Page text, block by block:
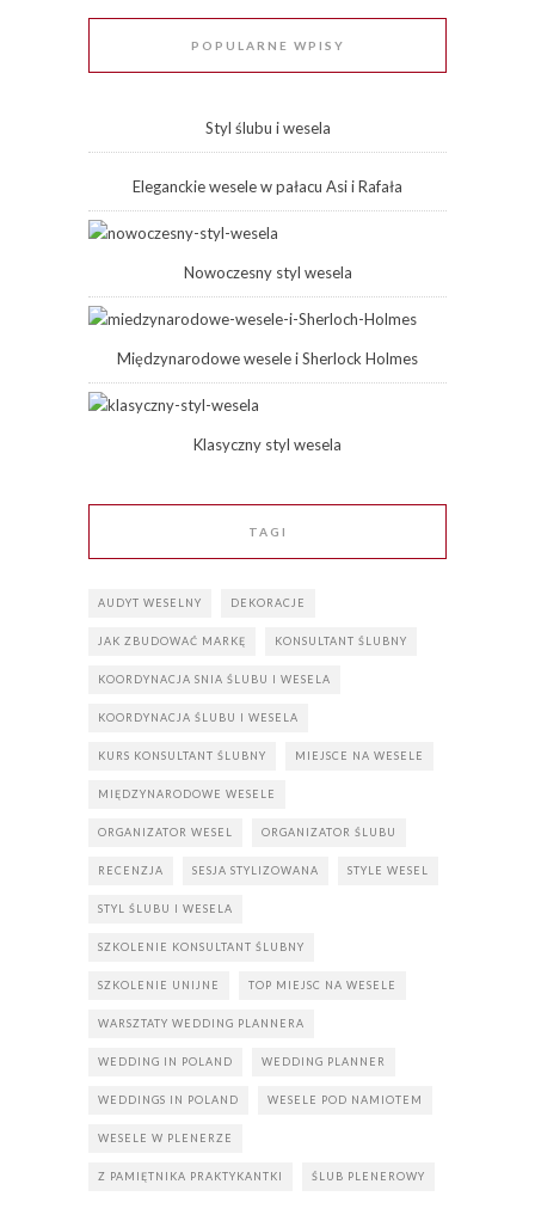
POPULARNE WPISY
Styl ślubu i wesela
Eleganckie wesele w pałacu Asi i Rafała
Nowoczesny styl wesela
Międzynarodowe wesele i Sherlock Holmes
Klasyczny styl wesela
TAGI
AUDYT WESELNY DEKORACJE
JAK ZBUDOWAĆ MARKĘ KONSULTANT ŚLUBNY
KOORDYNACJA SNIA ŚLUBU I WESELA
KOORDYNACJA ŚLUBU I WESELA
KURS KONSULTANT ŚLUBNY MIEJSCE NA WESELE
MIĘDZYNARODOWE WESELE
ORGANIZATOR WESEL ORGANIZATOR ŚLUBU
RECENZJA SESJA STYLIZOWANA STYLE WESEL
STYL ŚLUBU I WESELA
SZKOLENIE KONSULTANT ŚLUBNY
SZKOLENIE UNIJNE TOP MIEJSC NA WESELE
WARSZTATY WEDDING PLANNERA
WEDDING IN POLAND WEDDING PLANNER
WEDDINGS IN POLAND WESELE POD NAMIOTEM
WESELE W PLENERZE
Z PAMIĘTNIKA PRAKTYKANTKI ŚLUB PLENEROWY